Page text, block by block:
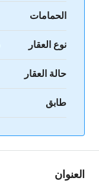
الحمامات
نوع العقار
حالة العقار
طابق
العنوان